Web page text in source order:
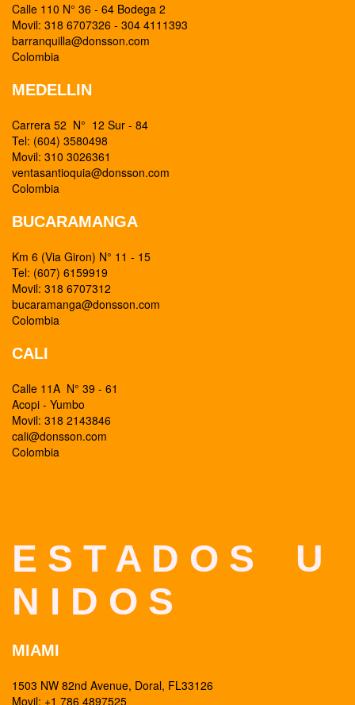
Calle 110 N° 36 - 64 Bodega 2
Movil: 318 6707326 - 304 4111393
barranquilla@donsson.com
Colombia
MEDELLIN
Carrera 52 N° 12 Sur - 84
Tel: (604) 3580498
Movil: 310 3026361
ventasantioquia@donsson.com
Colombia
BUCARAMANGA
Km 6 (Via Giron) N° 11 - 15
Tel: (607) 6159919
Movil: 318 6707312
bucaramanga@donsson.com
Colombia
CALI
Calle 11A N° 39 - 61
Acopi - Yumbo
Movil: 318 2143846
cali@donsson.com
Colombia
E S T A D O S U
N I D O S
MIAMI
1503 NW 82nd Avenue, Doral, FL33126
Movil: +1 786 4897525